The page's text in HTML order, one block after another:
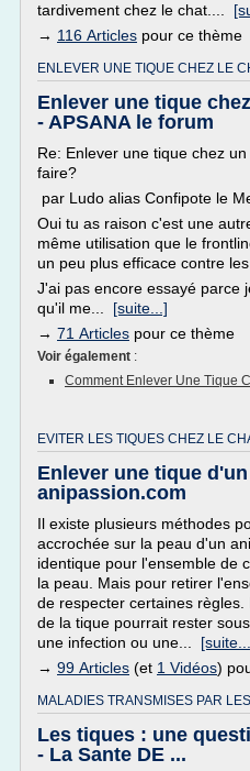
tardivement chez le chat....
→ 116 Articles pour ce thème
ENLEVER UNE TIQUE CHEZ LE
Enlever une tique
- APSANA le forum
Re: Enlever une tique chez
faire?
par Ludo alias Confipote le
Oui tu as raison c'est une
même utilisation que le
un peu plus efficace contre les
J'ai pas encore essayé parce
qu'il me... [suite...]
→ 71 Articles pour ce thème
Voir également :
Comment Enlever Une Tique
EVITER LES TIQUES CHEZ LE
Enlever une tique
anipassion.com
Il existe plusieurs méthodes
accrochée sur la peau d'un
identique pour l'ensemble de
la peau. Mais pour retirer
de respecter certaines
de la tique pourrait rester
une infection ou une...
→ 99 Articles (et 1 Vidéos)
MALADIES TRANSMISES PAR
Les tiques : une
- La Sante DE ...